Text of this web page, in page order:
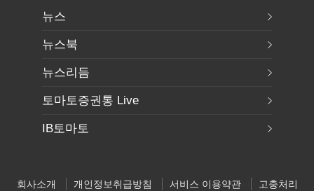
뉴스
뉴스북
뉴스리듬
토마토증권통 Live
IB토마토
회사소개 개인정보취급방침 서비스 이용약관 고충처리